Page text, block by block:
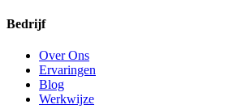
Bedrijf
Over Ons
Ervaringen
Blog
Werkwijze